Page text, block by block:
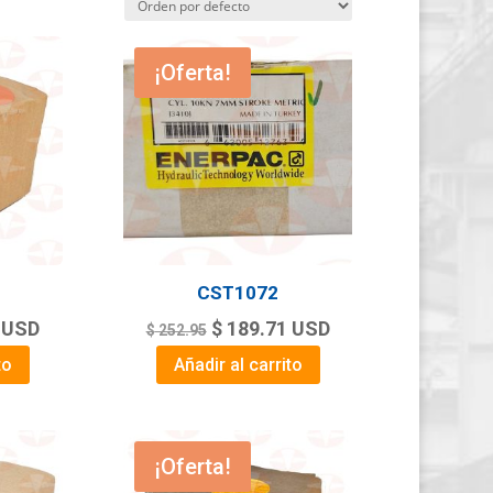
USD
¡Oferta!
CST1072
$252.95 Original
price
$189.71 Current
price
USD
Añadir al carrito
¡Oferta!